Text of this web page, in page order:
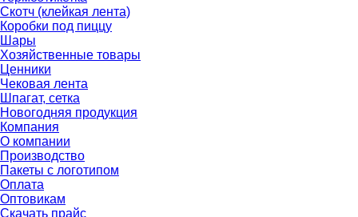
Скотч (клейкая лента)
Коробки под пиццу
Шары
Хозяйственные товары
Ценники
Чековая лента
Шпагат, сетка
Новогодняя продукция
Компания
О компании
Производство
Пакеты с логотипом
Оплата
Оптовикам
Скачать прайс